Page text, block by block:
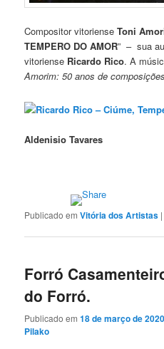
Compositor vitorienseToni
TEMPERO DO AMOR” – sua
vitoriense Ricardo Rico. A
Amorim: 50 anos de
Ricardo Rico – Ciúme,
Aldenisio Tavares
Publicado em Vitória dos Artistas |
Forró
do Forró.
Publicado em18 de março de 2020
Pilako